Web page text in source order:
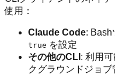
使用：
Claude Code: Bash
true を設定
その他のCLI : 利用
クグラウンドジョブ